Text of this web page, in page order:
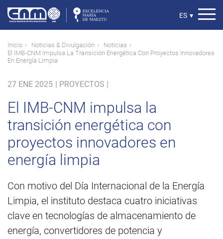
contenido
principal
Select
ES ▾
Ruta
de
Inicio Noticias & Divulgación
Noticias
El IMB-CNM Impulsa La Transición Energética Con Proyectos Innovadores
En Energía Limpia
27 ENE 2025 | PROYECTOS |
El IMB-CNM impulsa la
transición energética con
proyectos innovadores en
energía limpia
Con motivo del Día Internacional de la Energía
Limpia, el instituto destaca cuatro iniciativas
clave en tecnologías de almacenamiento de
energía, convertidores de potencia y